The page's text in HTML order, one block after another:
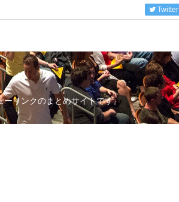
Twitter
リンクのまとめサイトです。